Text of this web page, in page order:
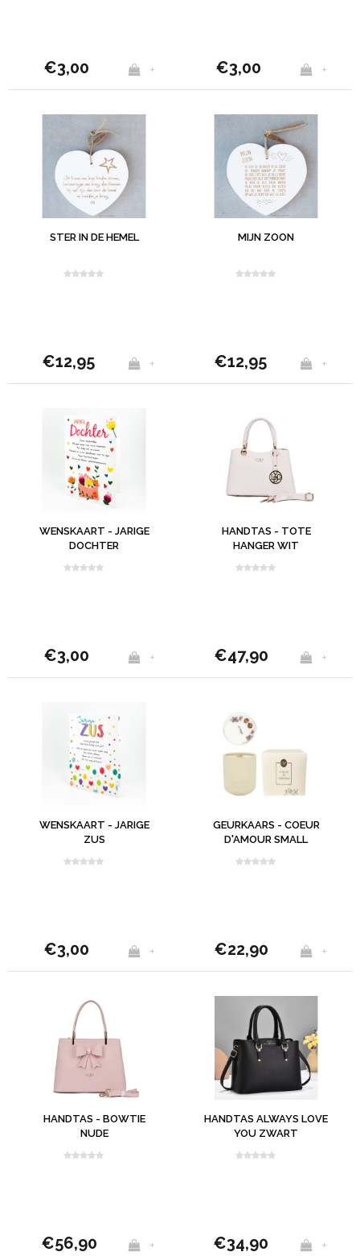
€3,00 + €3,00 +
STER IN DE HEMEL
€12,95 +
MIJN ZOON
€12,95 +
WENSKAART - JARIGE
DOCHTER
€3,00 +
HANDTAS - TOTE
HANGER WIT
€47,90 +
WENSKAART - JARIGE
ZUS
€3,00 +
GEURKAARS - COEUR
D'AMOUR SMALL
€22,90 +
HANDTAS - BOWTIE
NUDE
€56,90 +
HANDTAS ALWAYS LOVE
YOU ZWART
€34,90 +